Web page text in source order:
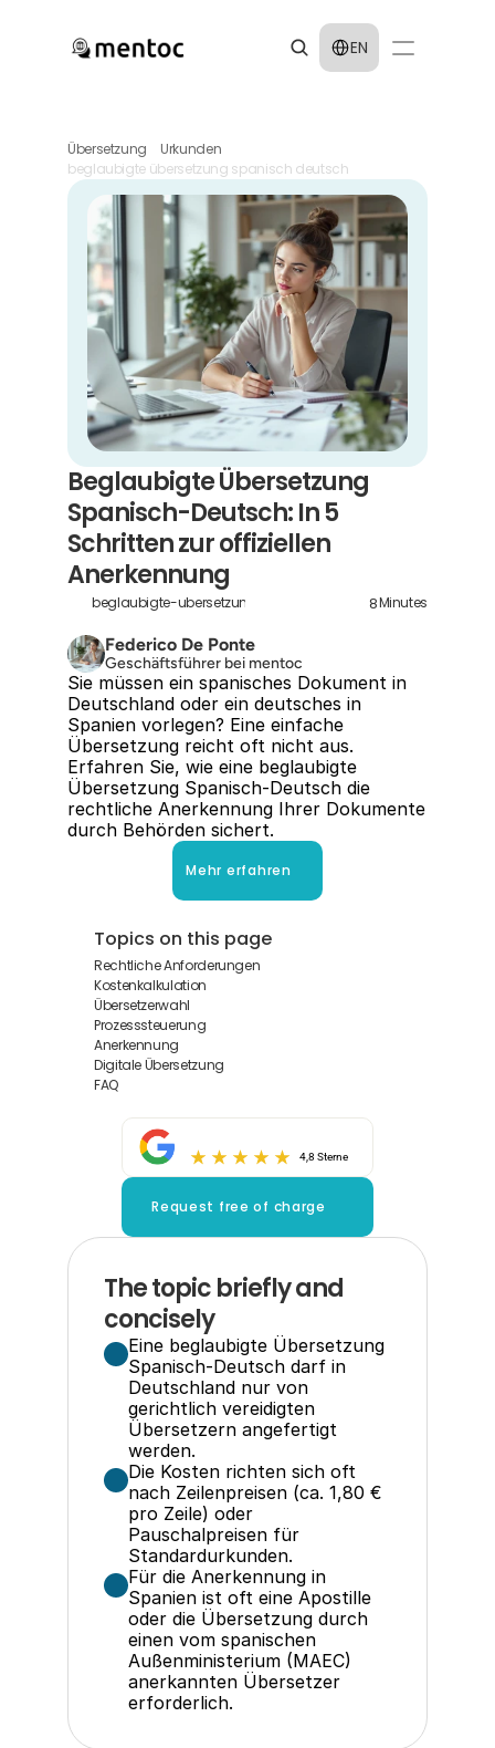
Select Language
EN
Übersetzung
Urkunden
beglaubigte übersetzung spanisch deutsch
Beglaubigte Übersetzung
Spanisch-Deutsch: In 5
Schritten zur offiziellen
Anerkennung
beglaubigte-ubersetzung-spanisch-deutsch
8Minutes
Federico De Ponte
Geschäftsführer bei mentoc
Sie müssen ein spanisches Dokument in
Deutschland oder ein deutsches in
Spanien vorlegen? Eine einfache
Übersetzung reicht oft nicht aus.
Erfahren Sie, wie eine beglaubigte
Übersetzung Spanisch-Deutsch die
rechtliche Anerkennung Ihrer Dokumente
durch Behörden sichert.
Mehr erfahren
Topics on this page
Rechtliche Anforderungen
Kostenkalkulation
Übersetzerwahl
Prozesssteuerung
Anerkennung
Digitale Übersetzung
FAQ
4,8 Sterne
Request free of charge
The topic briefly and
concisely
Eine beglaubigte Übersetzung
Spanisch-Deutsch darf in
Deutschland nur von
gerichtlich vereidigten
Übersetzern angefertigt
werden.
Die Kosten richten sich oft
nach Zeilenpreisen (ca. 1,80 €
pro Zeile) oder
Pauschalpreisen für
Standardurkunden.
Für die Anerkennung in
Spanien ist oft eine Apostille
oder die Übersetzung durch
einen vom spanischen
Außenministerium (MAEC)
anerkannten Übersetzer
erforderlich.